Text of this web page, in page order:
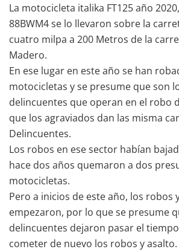
La motocicleta italika FT125 año
88BWM4 se lo llevaron sobre la
cuatro milpa a 200 Metros de la
Madero.
En ese lugar en este año se han
motocicletas y se presume que son
delincuentes que operan en el robo
que los agraviados dan las misma
Delincuentes.
Los robos en ese sector habían
hace dos años quemaron a dos
motocicletas.
Pero a inicios de este año, los robos
empezaron, por lo que se presume
delincuentes dejaron pasar el
cometer de nuevo los robos y asalto.